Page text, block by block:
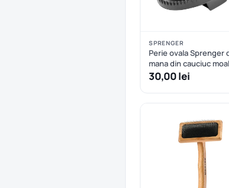
SPRENGER
Perie ovala Sprenger
mana din cauciuc
30,00 lei